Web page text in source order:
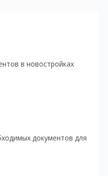
в новостройках
документов для